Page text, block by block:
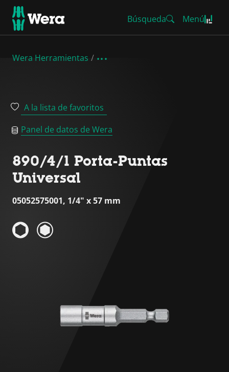
Búsqueda Menú
Wera Herramientas
A la lista de favoritos
Panel de datos de Wera
890/4/1 Porta-Puntas
Universal
05052575001, 1/4" x 57 mm